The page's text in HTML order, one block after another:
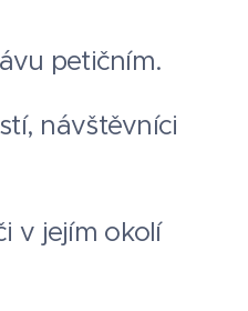
petičním.
návštěvníci
v jejím okolí